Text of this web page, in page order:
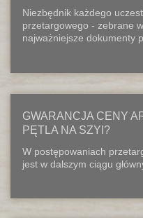
Niezbędnik każdego
przetargowego - zebrane
najważniejsze dokumenty
GWARANCJA CENY
PĘTLA NA SZYI?
W postępowaniach
jest w dalszym ciągu